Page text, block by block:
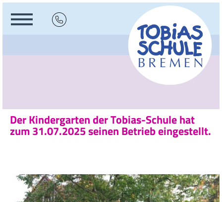
Der Kindergarten der Tobias-Schule hat
zum 31.07.2025 seinen Betrieb eingestellt.